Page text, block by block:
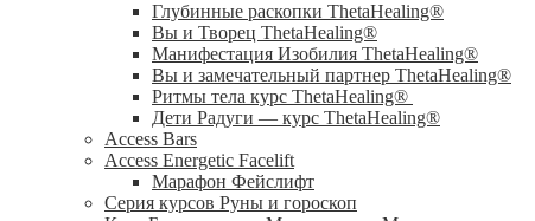
Глубинные раскопки ThetaHealing®
Вы и Творец ThetaHealing®
Манифестация Изобилия ThetaHealing®
Вы и замечательный партнер ThetaHealing®
Ритмы тела курс ThetaHealing®
Дети Радуги — курс ThetaHealing®
Access Bars
Access Energetic Facelift
Марафон Фейслифт
Серия курсов Руны и гороскоп